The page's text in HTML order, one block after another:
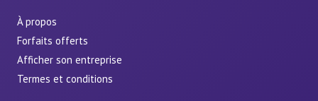
À propos
Forfaits offerts
Afficher son entreprise
Termes et conditions